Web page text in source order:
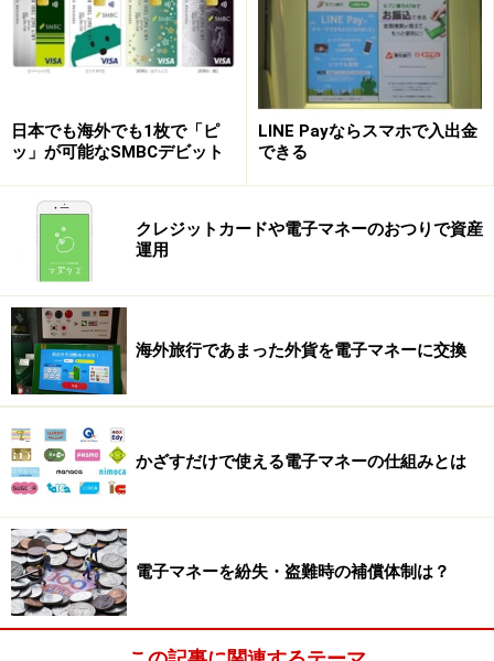
日本でも海外でも1枚で「ピ
ッ」が可能なSMBCデビット
LINE Payならスマホで入出金
できる
クレジットカードや電子マネーのおつりで資産
運用
海外旅行であまった外貨を電子マネーに交換
かざすだけで使える電子マネーの仕組みとは
電子マネーを紛失・盗難時の補償体制は？